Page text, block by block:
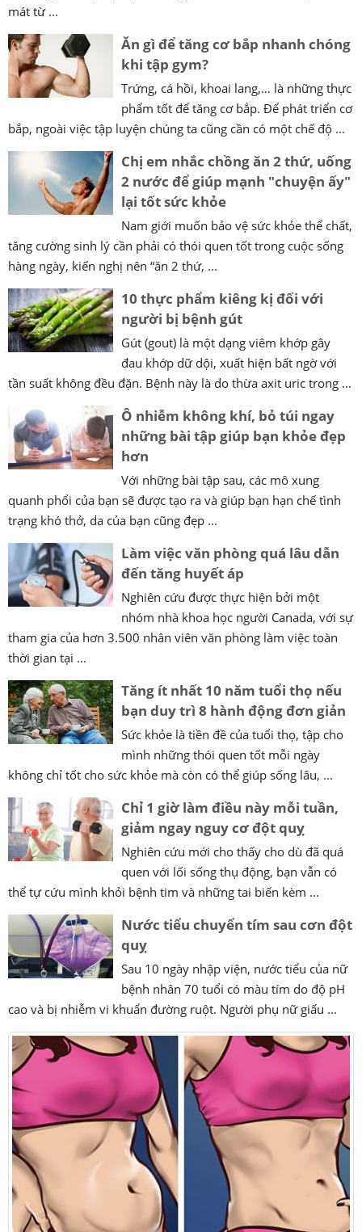
mát từ ...
Ăn gì để tăng cơ bắp nhanh chóng
khi tập gym?
Trứng, cá hồi, khoai lang,… là những thực
phẩm tốt để tăng cơ bắp. Để phát triển cơ
bắp, ngoài việc tập luyện chúng ta cũng cần có một chế độ ...
Chị em nhắc chồng ăn 2 thứ, uống
2 nước để giúp mạnh "chuyện ấy"
lại tốt sức khỏe
Nam giới muốn bảo vệ sức khỏe thể chất,
tăng cường sinh lý cần phải có thói quen tốt trong cuộc sống
hàng ngày, kiến nghị nên “ăn 2 thứ, ...
10 thực phẩm kiêng kị đối với
người bị bệnh gút
Gút (gout) là một dạng viêm khớp gây
đau khớp dữ dội, xuất hiện bất ngờ với
tần suất không đều đặn. Bệnh này là do thừa axit uric trong ...
Ô nhiễm không khí, bỏ túi ngay
những bài tập giúp bạn khỏe đẹp
hơn
Với những bài tập sau, các mô xung
quanh phổi của bạn sẽ được tạo ra và giúp bạn hạn chế tình
trạng khó thở, da của bạn cũng đẹp ...
Làm việc văn phòng quá lâu dẫn
đến tăng huyết áp
Nghiên cứu được thực hiện bởi một
nhóm nhà khoa học người Canada, với sự
tham gia của hơn 3.500 nhân viên văn phòng làm việc toàn
thời gian tại ...
Tăng ít nhất 10 năm tuổi thọ nếu
bạn duy trì 8 hành động đơn giản
Sức khỏe là tiền đề của tuổi thọ, tập cho
mình những thói quen tốt mỗi ngày
không chỉ tốt cho sức khỏe mà còn có thể giúp sống lâu, ...
Chỉ 1 giờ làm điều này mỗi tuần,
giảm ngay nguy cơ đột quỵ
Nghiên cứu mới cho thấy cho dù đã quá
quen với lối sống thụ động, bạn vẫn có
thể tự cứu mình khỏi bệnh tim và những tai biến kèm ...
Nước tiểu chuyển tím sau cơn đột
quỵ
Sau 10 ngày nhập viện, nước tiểu của nữ
bệnh nhân 70 tuổi có màu tím do độ pH
cao và bị nhiễm vi khuẩn đường ruột. Người phụ nữ giấu ...